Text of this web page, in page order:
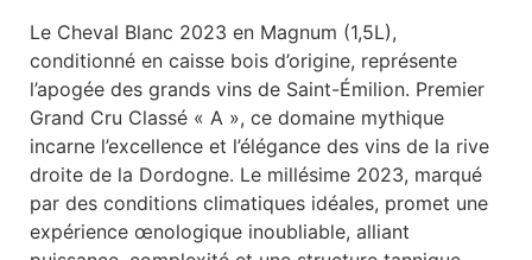
Le Cheval Blanc 2023 en Magnum (1,5L),
conditionné en caisse bois d’origine, représente
l’apogée des grands vins de Saint-Émilion. Premier
Grand Cru Classé « A », ce domaine mythique
incarne l’excellence et l’élégance des vins de la rive
droite de la Dordogne. Le millésime 2023, marqué
par des conditions climatiques idéales, promet une
expérience œnologique inoubliable, alliant